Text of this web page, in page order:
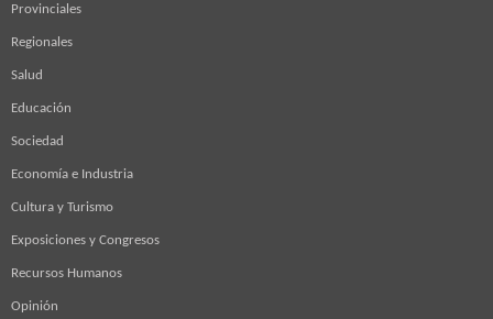
Provinciales
Regionales
Salud
Educación
Sociedad
Economía e Industria
Cultura y Turismo
Exposiciones y Congresos
Recursos Humanos
Opinión